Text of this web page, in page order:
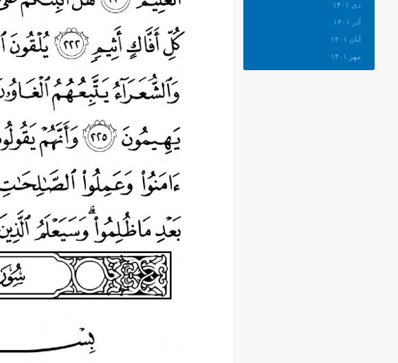
دی ۱۴۰۱
آذر ۱۴۰۱
آبان ۱۴۰۱
مهر ۱۴۰۱